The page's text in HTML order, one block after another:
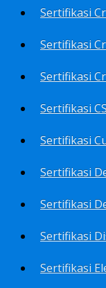
Sertifikasi
Sertifikasi
Sertifikasi
Sertifikasi
Sertifikasi
Sertifikasi